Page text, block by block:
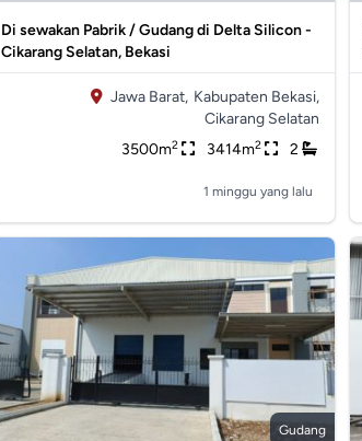
Di sewakan Pabrik / Gudang di Delta Silicon -
Cikarang Selatan, Bekasi
Jawa Barat, Kabupaten Bekasi,
Cikarang Selatan
3500m2 3414m2 2
1 minggu yang lalu
Gudang